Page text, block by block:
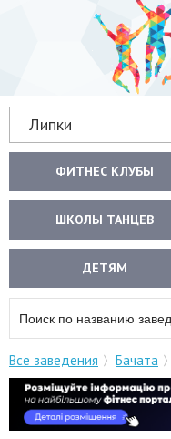
Липки
ФИТНЕС КЛУБЫ
ШКОЛЫ ТАНЦЕВ
ДЕТЯМ
Все заведения Бачата